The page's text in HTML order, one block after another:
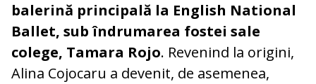
balerină principală la English National
Ballet, sub îndrumarea fostei sale
colege, Tamara Rojo. Revenind la origini,
Alina Cojocaru a devenit, de asemenea,